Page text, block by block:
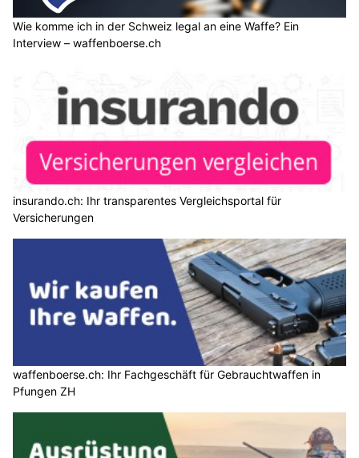
Wie komme ich in der Schweiz legal an eine Waffe? Ein
Interview – waffenboerse.ch
insurando.ch: Ihr transparentes Vergleichsportal für
Versicherungen
waffenboerse.ch: Ihr Fachgeschäft für Gebrauchtwaffen in
Pfungen ZH